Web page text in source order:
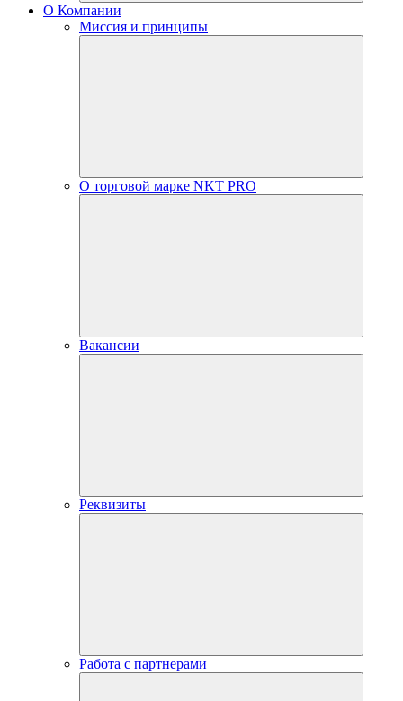
О Компании
Миссия и принципы
О торговой марке NKT PRO
Вакансии
Реквизиты
Работа с партнерами